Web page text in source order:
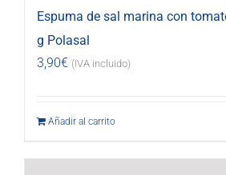
Espuma de sal marina con
g Polasal
3,90€ (IVA incluido)
Añadir al carrito